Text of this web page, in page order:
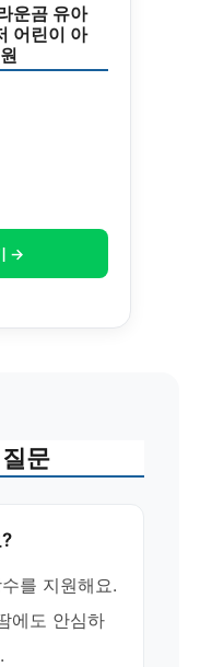
운곰 유아
어린이 아
→
문
를 지원해요.
에도 안심하